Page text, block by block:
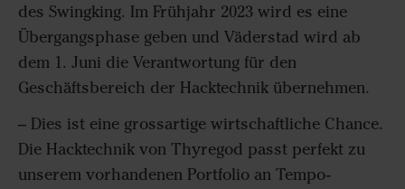
des Swingking. Im Frühjahr 2023 wird es eine
Übergangsphase geben und Väderstad wird ab
dem 1. Juni die Verantwortung für den
Geschäftsbereich der Hacktechnik übernehmen.
– Dies ist eine grossartige wirtschaftliche Chance.
Die Hacktechnik von Thyregod passt perfekt zu
unserem vorhandenen Portfolio an Tempo-